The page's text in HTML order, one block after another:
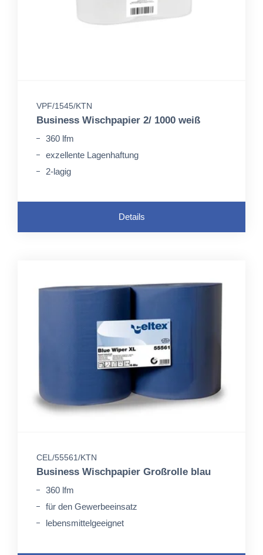
VPF/1545/KTN
Business Wischpapier 2/ 1000 weiß
360 lfm
exzellente Lagenhaftung
2-lagig
Details
CEL/55561/KTN
Business Wischpapier Großrolle blau
360 lfm
für den Gewerbeeinsatz
lebensmittelgeeignet